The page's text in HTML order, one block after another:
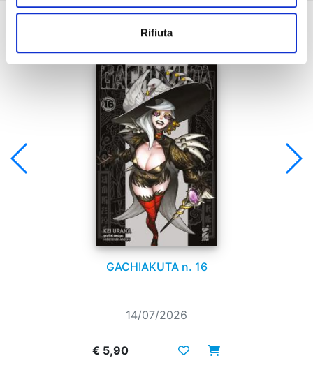
Rifiuta
Se ti è piaciuto prova anche:
GACHIAKUTA n. 16
14/07/2026
€ 5,90